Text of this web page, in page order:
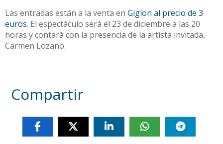
Las entradas están a la venta en Giglon al precio de 3
euros. El espectáculo será el 23 de diciembre a las 20
horas y contará con la presencia de la artista invitada,
Carmen Lozano.
Compartir